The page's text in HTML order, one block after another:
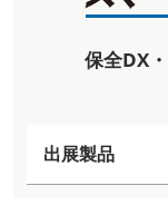
保全DX
出展製品